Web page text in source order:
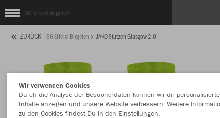
SG Effeld-Birgelen
ZURÜCK SG Effeld-Birgelen JAKO Stutzen Glasgow 2.0
Wir verwenden Cookies
Durch die Analyse der Besucherdaten können wir dir personalisierte
Inhalte anzeigen und unsere Website verbessern. Weitere
zu den Cookies findest Du in den Einstellungen.